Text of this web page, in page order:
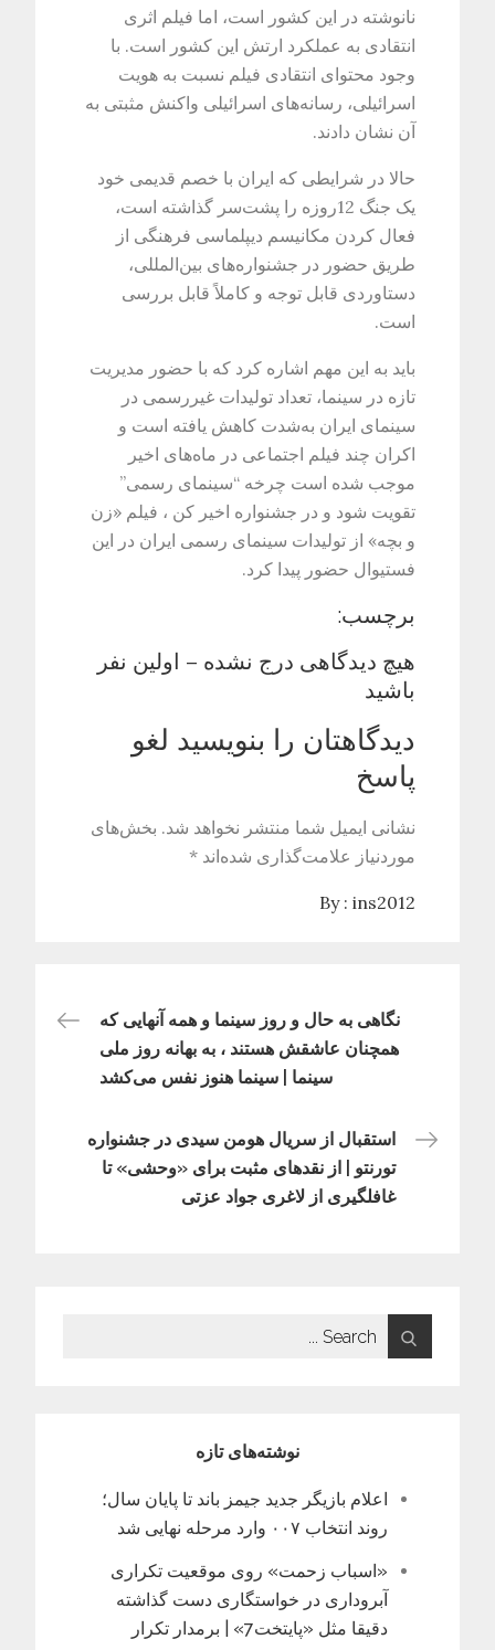
نانوشته در این کشور است، اما فیلم اثری
انتقادی به عملکرد ارتش این کشور است. با
وجود محتوای انتقادی فیلم نسبت به هویت
اسرائیلی، رسانه‌های اسرائیلی واکنش مثبتی به
آن نشان دادند.
حالا در شرایطی که ایران با خصم قدیمی خود
یک جنگ 12روزه را پشت‌سر گذاشته است،
فعال کردن مکانیسم دیپلماسی فرهنگی از
طریق حضور در جشنواره‌های بین‌المللی،
دستاوردی قابل توجه و کاملاً قابل بررسی
است.
باید به این مهم اشاره کرد که با حضور مدیریت
تازه در سینما، تعداد تولیدات غیررسمی در
سینمای ایران به‌شدت کاهش یافته است و
اکران چند فیلم اجتماعی در ماه‌های اخیر
موجب شده است چرخه “سینمای رسمی”
تقویت شود و در جشنواره اخیر کن ، فیلم «زن
و بچه» از تولیدات سینمای رسمی ایران در این
فستیوال حضور پیدا کرد.
برچسب:
هیچ دیدگاهی درج نشده – اولین نفر
باشید
دیدگاهتان را بنویسید لغو
پاسخ
نشانی ایمیل شما منتشر نخواهد شد. بخش‌های
موردنیاز علامت‌گذاری شده‌اند *
By : ins2012
راهبری
نوشته
نگاهی به حال و روز سینما و همه آنهایی که
همچنان عاشقش هستند ، به بهانه روز ملی
سینما | سینما هنوز نفس می‌کشد
استقبال از سریال هومن سیدی در جشنواره
تورنتو | از نقدهای مثبت برای «وحشی» تا
غافلگیری از لاغری جواد عزتی
Search
for:
نوشته‌های تازه
اعلام بازیگر جدید جیمز باند تا پایان سال؛
روند انتخاب ۰۰۷ وارد مرحله نهایی شد
«اسباب زحمت» روی موقعیت تکراری
آبروداری در خواستگاری دست گذاشته
دقیقا مثل «پایتخت7» | برمدار تکرار